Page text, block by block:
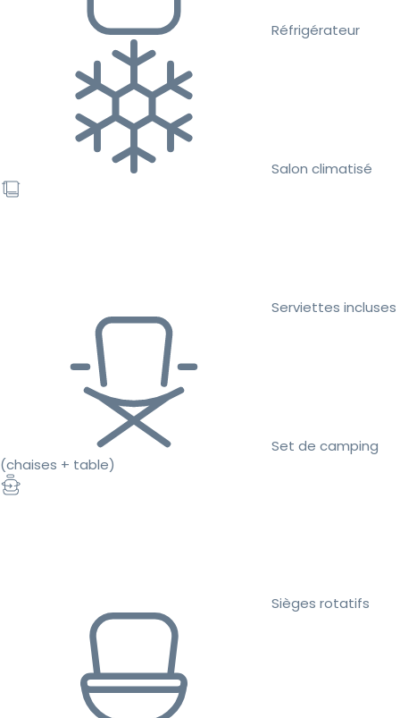
Réfrigérateur
Salon climatisé
Serviettes incluses
Set de camping
(chaises + table)
Sièges rotatifs